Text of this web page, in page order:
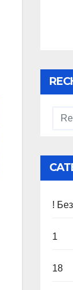
!
1
18